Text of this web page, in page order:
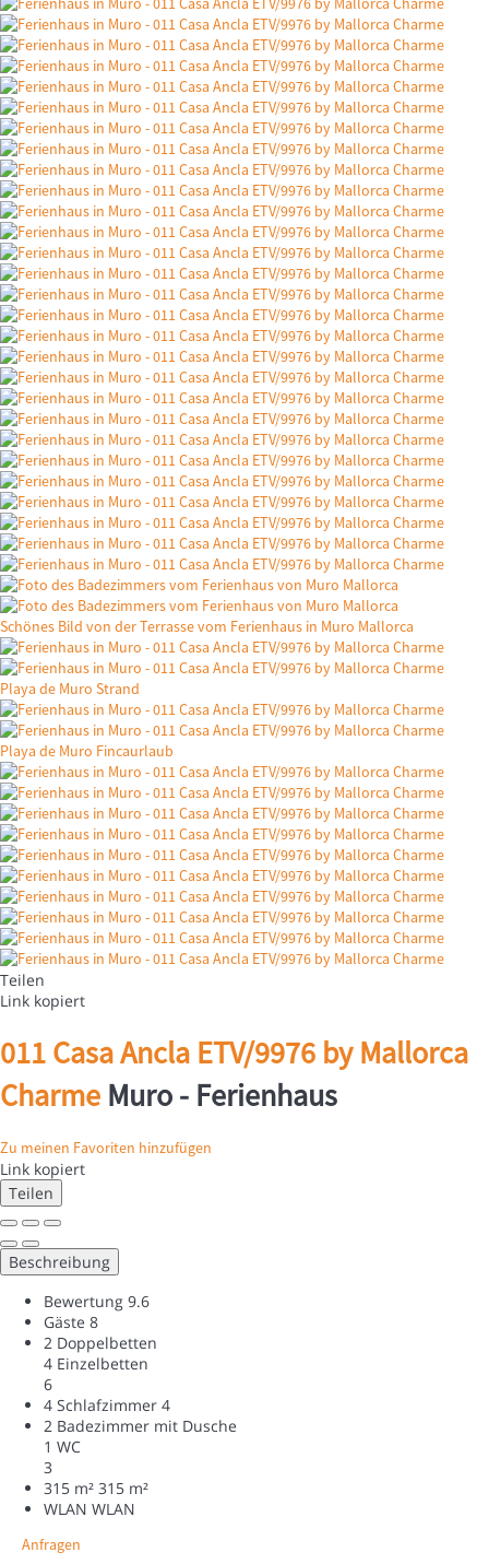
Schönes Bild von der Terrasse vom Ferienhaus in Muro Mallorca
Playa de Muro Strand
Playa de Muro Fincaurlaub
Teilen
Link kopiert
011 Casa Ancla ETV/9976 by Mallorca
Charme Muro - Ferienhaus
Zu meinen Favoriten hinzufügen
Link kopiert
Teilen
Beschreibung
Bewertung 9.6
Gäste 8
2 Doppelbetten
4 Einzelbetten
6
4 Schlafzimmer 4
2 Badezimmer mit Dusche
1 WC
3
315 m² 315 m²
WLAN WLAN
Anfragen